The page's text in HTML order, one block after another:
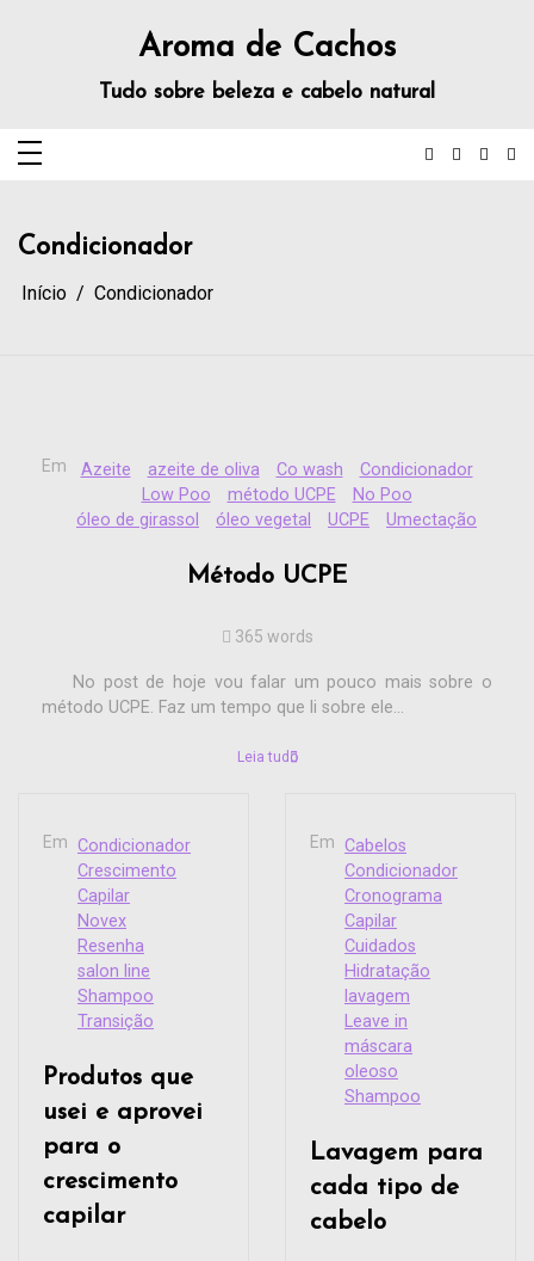
Aroma de Cachos
Tudo sobre beleza e cabelo natural
Condicionador
Início Condicionador
Em Azeite azeite de oliva Co wash
Condicionador
Low Poo
método UCPE
No Poo
óleo de girassol
óleo vegetal UCPE Umectação
Método UCPE
365 words
No post de hoje vou falar um pouco mais sobre o
método UCPE. Faz um tempo que li sobre ele...
Leia tudo
Em Condicionador
Crescimento
Capilar
Novex
Resenha
salon line
Shampoo
Transição
Produtos que
usei e aprovei
para o
crescimento
capilar
Em Cabelos
Condicionador
Cronograma
Capilar
Cuidados
Hidratação
lavagem
Leave in
máscara
oleoso
Shampoo
Lavagem para
cada tipo de
cabelo